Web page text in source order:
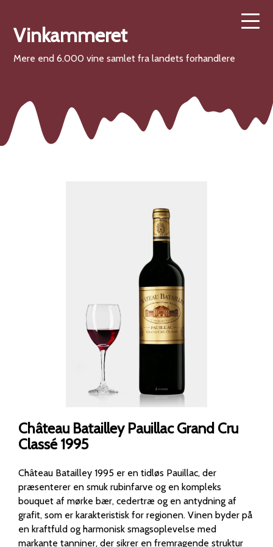
Vinkammeret
Mere end 6.000 vine samlet fra landets forhandlere
Château Batailley Pauillac Grand Cru
Classé 1995
Château Batailley 1995 er en tidløs Pauillac, der
præsenterer en smuk rubinfarve og en kompleks
bouquet af mørke bær, cedertræ og en antydning af
grafit, som er karakteristisk for regionen. Vinen byder på
en kraftfuld og harmonisk smagsoplevelse med
markante tanniner, der sikrer en fremragende struktur